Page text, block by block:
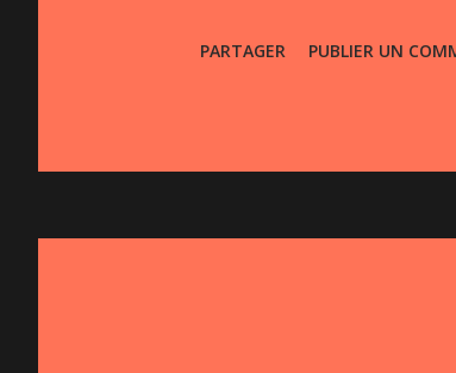
PARTAGER PUBLIER UN